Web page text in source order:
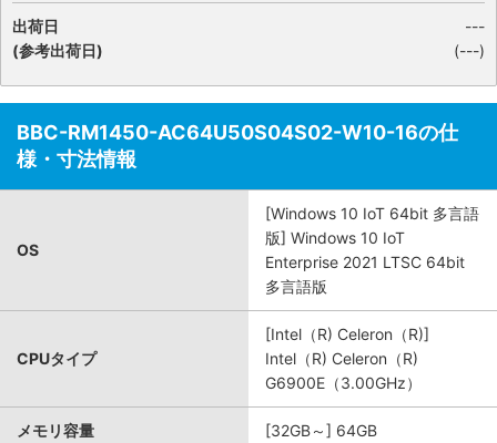
出荷日
(参考出荷日)
---
(---)
BBC-RM1450-AC64U50S04S02-W10-16の仕
様・寸法情報
OS
[Windows 10 IoT 64bit 多言語
版] Windows 10 IoT
Enterprise 2021 LTSC 64bit
多言語版
CPUタイプ
[Intel（R) Celeron（R)]
Intel（R) Celeron（R)
G6900E（3.00GHz）
メモリ容量 [32GB～] 64GB